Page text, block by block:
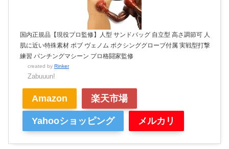
国内正規品【現役プロ監修】人型 サンドバッグ 自立型 高さ調節可 人
肌に近い特殊素材 ボブ ヴェノム ボクシンググローブ付属 実戦型打撃
練習 パンチングマシーン プロ格闘家監修
created by Rinker
Zabuuun!
Amazon 楽天市場
Yahooショッピング メルカリ